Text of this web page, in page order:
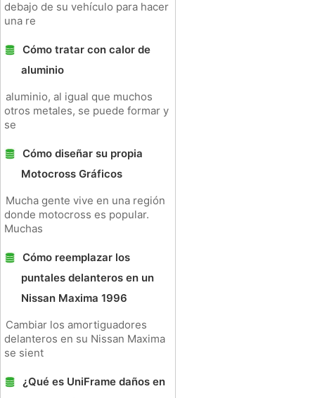
debajo de su vehículo para hacer
una re
Cómo tratar con calor de
aluminio
aluminio, al igual que muchos
otros metales, se puede formar y
se
Cómo diseñar su propia
Motocross Gráficos
Mucha gente vive en una región
donde motocross es popular.
Muchas
Cómo reemplazar los
puntales delanteros en un
Nissan Maxima 1996
Cambiar los amortiguadores
delanteros en su Nissan Maxima
se sient
¿Qué es UniFrame daños en